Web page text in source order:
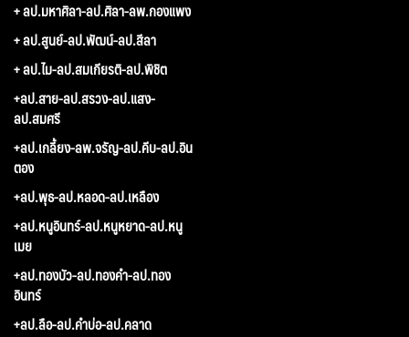
+ ลป.มหาศิลา-ลป.ศิลา-ลพ.กองแพง
+ ลป.สูนย์-ลป.พัฒน์-ลป.สีลา
+ ลป.ไม-ลป.สมเกียรติ-ลป.พิชิต
+ลป.สาย-ลป.สรวง-ลป.แสง-
ลป.สมศรี
+ลป.เกลี้ยง-ลพ.จรัญ-ลป.คีบ-ลป.อิน
ตอง
+ลป.พุธ-ลป.หลอด-ลป.เหลือง
+ลป.หนูอินทร์-ลป.หนูหยาด-ลป.หนู
เมย
+ลป.ทองบัว-ลป.ทองคำ-ลป.ทอง
อินทร์
+ลป.ลือ-ลป.คำบ่อ-ลป.คลาด